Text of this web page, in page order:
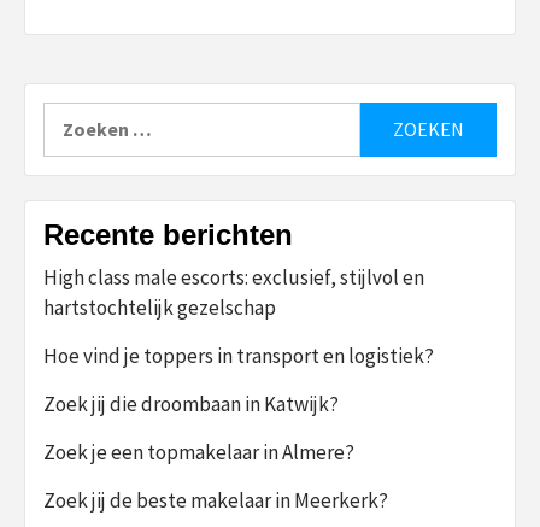
naar:
Recente berichten
High class male escorts: exclusief, stijlvol en
hartstochtelijk gezelschap
Hoe vind je toppers in transport en logistiek?
Zoek jij die droombaan in Katwijk?
Zoek je een topmakelaar in Almere?
Zoek jij de beste makelaar in Meerkerk?